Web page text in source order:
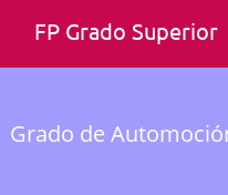
FP Grado Superior
Grado de